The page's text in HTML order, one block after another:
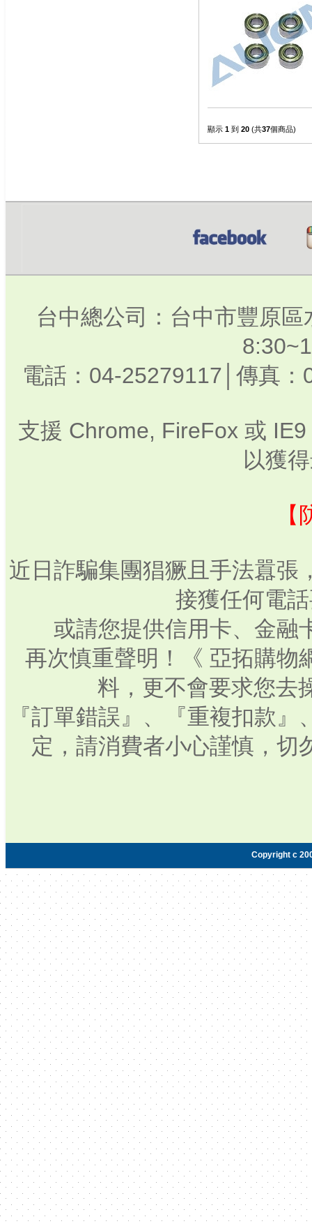
顯示 1 到 20 (共37個商品)
台中總公司：台中市豐原
電話：04-25279117│傳真
支援 Chrome, FireFox 或
以獲
近日詐騙集團猖獗且手法囂張
接獲任何電
或請您提供信用卡、金融
再次慎重聲明！《 亞拓購物
料，更不會要求您去
『訂單錯誤』、『重複扣款
定，請消費者小心謹慎，切
Copyright c